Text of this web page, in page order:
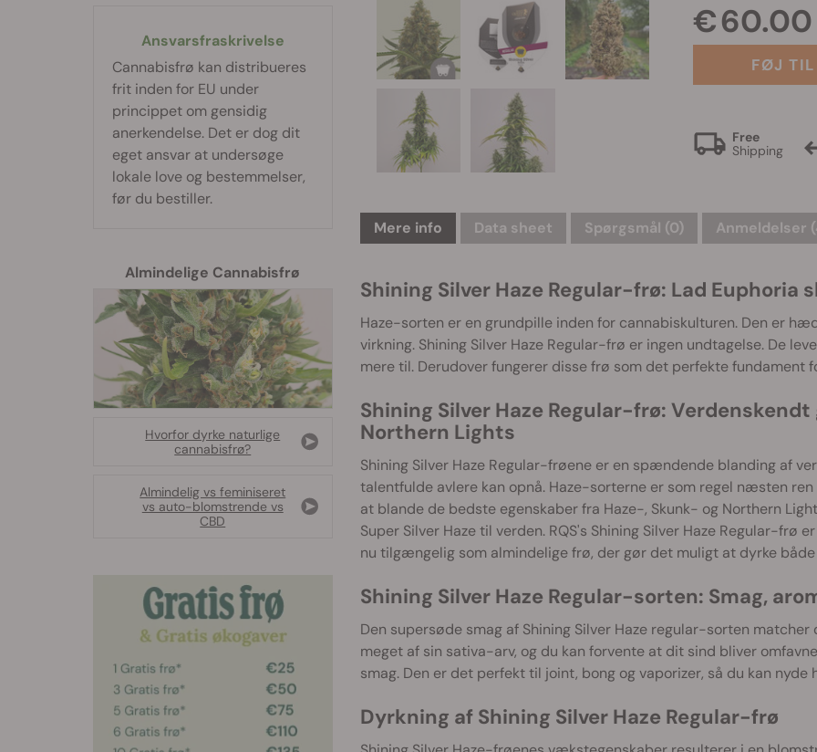
€ 60.00
FØJ
Free
Shipping
Mere info Data sheet Spørgsmål (0) Anmeldelser
Shining Silver Haze Regular-frø: Lad Euphoria
Haze-sorten er en grundpille inden for cannabiskulturen. Den er
virkning. Shining Silver Haze Regular-frø er ingen undtagelse. De
mere til. Derudover fungerer disse frø som det perfekte fundament
Shining Silver Haze Regular-frø:
Northern Lights
Shining Silver Haze Regular-frøene er en spændende blanding af
talentfulde avlere kan opnå. Haze-sorterne er som regel næsten
at blande de bedste egenskaber fra Haze-, Skunk- og Northern
Super Silver Haze til verden. RQS's Shining Silver Haze Regular-frø
nu tilgængelig som almindelige frø, der gør det muligt at dyrke
Shining Silver Haze Regular-sorten: Smag,
Den supersøde smag af Shining Silver Haze regular-sorten
meget af sin sativa-arv, og du kan forvente at dit sind bliver
smag. Den er det perfekt til joint, bong og vaporizer, så du kan nyde
Dyrkning af Shining Silver Haze Regular-frø
Ansvarsfraskrivelse
Cannabisfrø kan distribueres
frit inden for EU under
princippet om gensidig
anerkendelse. Det er dog dit
eget ansvar at undersøge
lokale love og bestemmelser,
før du bestiller.
Almindelige Cannabisfrø
Hvorfor dyrke naturlige
cannabisfrø?
Almindelig vs feminiseret
vs auto-blomstrende vs
CBD